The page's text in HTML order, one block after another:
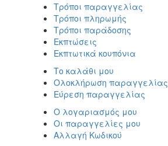
Τρόποι παραγγελίας
Τρόποι πληρωμής
Τρόποι παράδοσης
Εκπτώσεις
Εκπτωτικά κουπόνια
Το καλάθι μου
Ολοκλήρωση παραγγελίας
Εύρεση παραγγελίας
Ο λογαριασμός μου
Οι παραγγελίες μου
Αλλαγή Κωδικού